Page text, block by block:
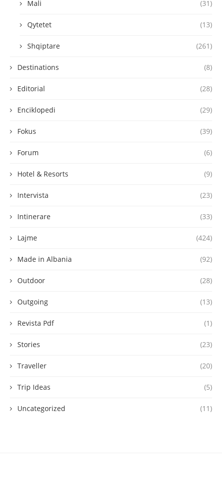
Mali (31)
Qytetet (13)
Shqiptare (261)
Destinations (8)
Editorial (28)
Enciklopedi (29)
Fokus (39)
Forum (6)
Hotel & Resorts (9)
Intervista (23)
Intinerare (33)
Lajme (424)
Made in Albania (92)
Outdoor (28)
Outgoing (13)
Revista Pdf (1)
Stories (23)
Traveller (20)
Trip Ideas (5)
Uncategorized (11)